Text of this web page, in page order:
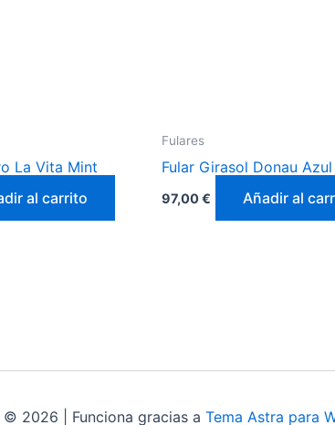
La Vita Mint
al carrito
Fulares
Fular Girasol Donau
97,00€ Añadir al
2026 | Funciona gracias a Tema Astra para